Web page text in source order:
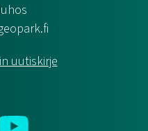
uutiskirje
YouTube